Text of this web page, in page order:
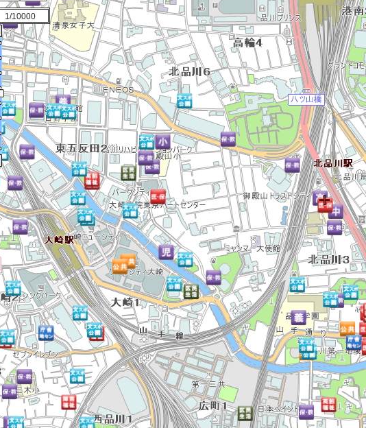
1/10000